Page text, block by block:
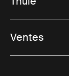
Ventes